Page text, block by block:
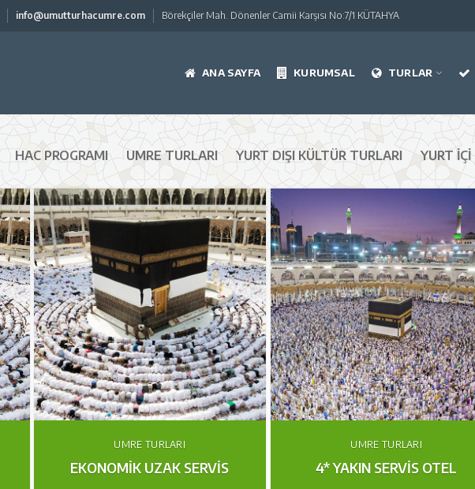
info@umutturhacumre.com Börekçiler Mah. Dönenler Camii Karşısı No:7/1 KÜTAHYA
ANA SAYFA KURUMSAL TURLAR
HAC PROGRAMI UMRE TURLARI YURT DIŞI KÜLTÜR TURLARI YURT
UMRE TURLARI
EKONOMİK UZAK SERVİS
UMRE TURLARI
4* YAKIN SERVİS OTEL